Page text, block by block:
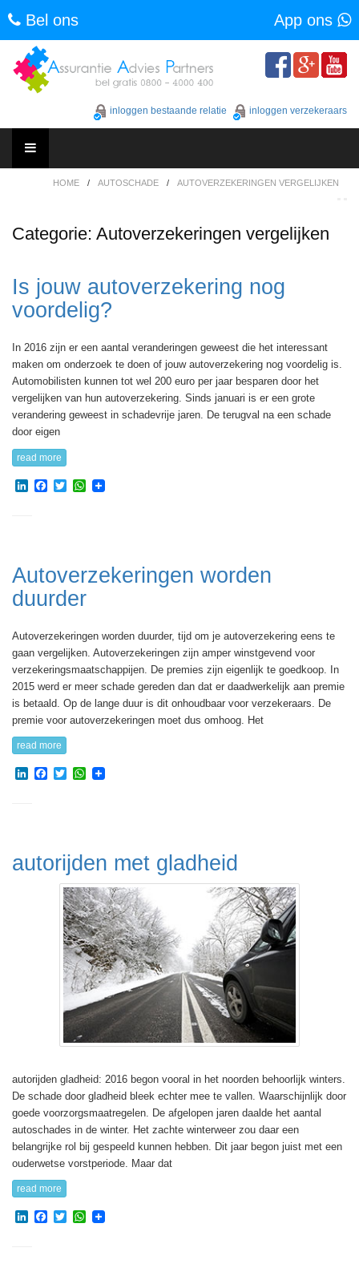
Bel ons App ons
content
inloggen bestaande relatie inloggen verzekeraars
HOME / AUTOSCHADE / AUTOVERZEKERINGEN VERGELIJKEN
Categorie: Autoverzekeringen vergelijken
Is jouw autoverzekering nog
voordelig?
In 2016 zijn er een aantal veranderingen geweest die het interessant
maken om onderzoek te doen of jouw autoverzekering nog voordelig is.
Automobilisten kunnen tot wel 200 euro per jaar besparen door het
vergelijken van hun autoverzekering. Sinds januari is er een grote
verandering geweest in schadevrije jaren. De terugval na een schade
door eigen
read more
LinkedIn
Facebook
TwitterWhatsApp
Autoverzekeringen worden
duurder
Autoverzekeringen worden duurder, tijd om je autoverzekering eens te
gaan vergelijken. Autoverzekeringen zijn amper winstgevend voor
verzekeringsmaatschappijen. De premies zijn eigenlijk te goedkoop. In
2015 werd er meer schade gereden dan dat er daadwerkelijk aan premie
is betaald. Op de lange duur is dit onhoudbaar voor verzekeraars. De
premie voor autoverzekeringen moet dus omhoog. Het
read more
LinkedIn
Facebook
TwitterWhatsApp
autorijden met gladheid
autorijden gladheid: 2016 begon vooral in het noorden behoorlijk winters.
De schade door gladheid bleek echter mee te vallen. Waarschijnlijk door
goede voorzorgsmaatregelen. De afgelopen jaren daalde het aantal
autoschades in de winter. Het zachte winterweer zou daar een
belangrijke rol bij gespeeld kunnen hebben. Dit jaar begon juist met een
ouderwetse vorstperiode. Maar dat
read more
LinkedIn
Facebook
TwitterWhatsApp